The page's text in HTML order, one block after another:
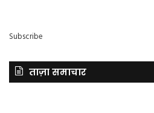
Subscribe
ताज़ा समाचार